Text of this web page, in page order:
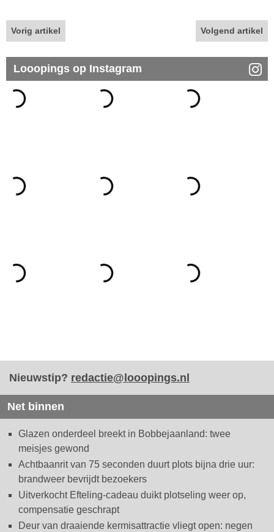
Vorig artikel Volgend artikel
Looopings op Instagram
Nieuwstip? redactie@looopings.nl
Net binnen
Glazen onderdeel breekt in Bobbejaanland: twee
meisjes gewond
Achtbaanrit van 75 seconden duurt plots bijna drie uur:
brandweer bevrijdt bezoekers
Uitverkocht Efteling-cadeau duikt plotseling weer op,
compensatie geschrapt
Deur van draaiende kermisattractie vliegt open: negen